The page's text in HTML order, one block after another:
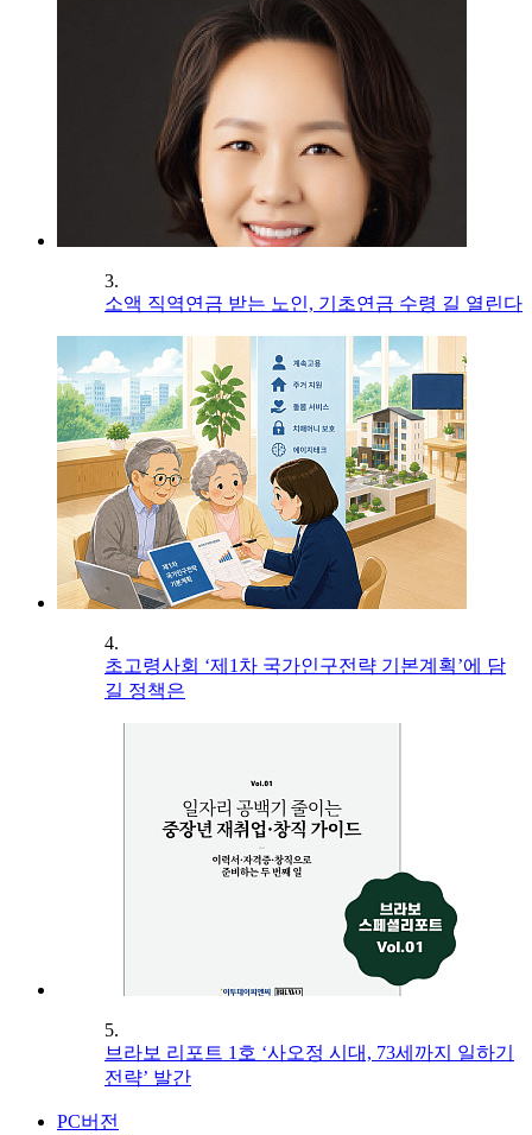
3.
소액 직역연금 받는 노인, 기초연금 수령 길 열린다
4.
초고령사회 ‘제1차 국가인구전략 기본계획’에 담
길 정책은
5.
브라보 리포트 1호 ‘사오정 시대, 73세까지 일하기
전략’ 발간
PC버전